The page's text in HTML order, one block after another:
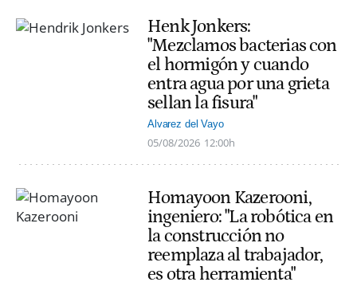
Henk Jonkers:
"Mezclamos bacterias con
el hormigón y cuando
entra agua por una grieta
sellan la fisura"
Alvarez del Vayo
05/08/2026 12:00h
Homayoon Kazerooni,
ingeniero: "La robótica en
la construcción no
reemplaza al trabajador,
es otra herramienta"